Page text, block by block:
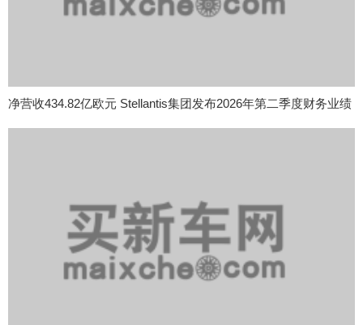
净营收434.82亿欧元 Stellantis集团发布2026年第二季度财务业绩